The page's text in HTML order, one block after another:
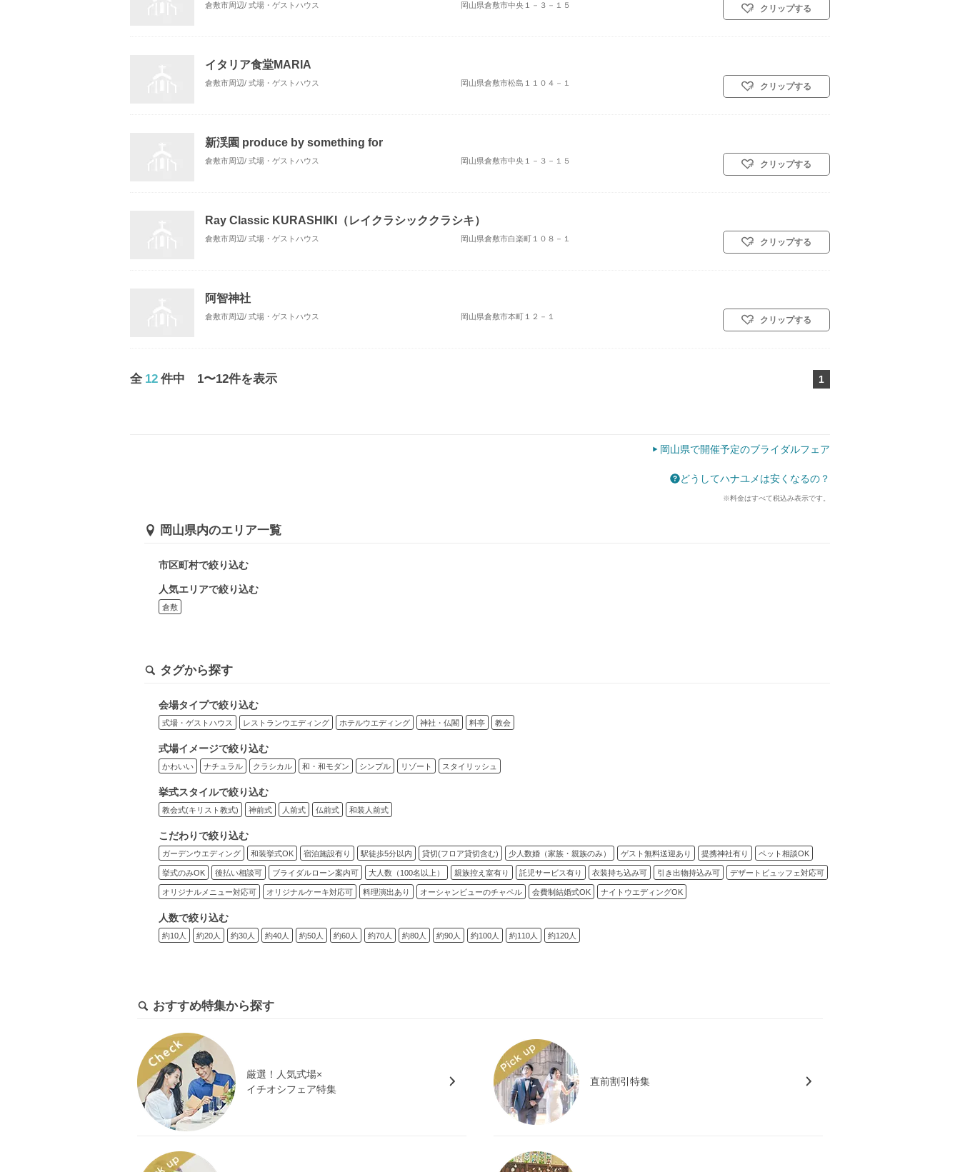
倉敷市周辺/ 式場・ゲストハウス 岡山県倉敷市中央１－３－１５ クリップする
イタリア食堂MARIA
倉敷市周辺/ 式場・ゲストハウス 岡山県倉敷市松島１１０４－１ クリップする
新渓園 produce by something for
倉敷市周辺/ 式場・ゲストハウス 岡山県倉敷市中央１－３－１５ クリップする
Ray Classic KURASHIKI（レイクラシッククラシキ）
倉敷市周辺/ 式場・ゲストハウス 岡山県倉敷市白楽町１０８－１ クリップする
阿智神社
倉敷市周辺/ 式場・ゲストハウス 岡山県倉敷市本町１２－１ クリップする
全 12 件中 1〜12件を表示
1
岡山県で開催予定のブライダルフェア
どうしてハナユメは安くなるの？
※料金はすべて税込み表示です。
岡山県内のエリア一覧
市区町村で絞り込む
人気エリアで絞り込む
倉敷
タグから探す
会場タイプで絞り込む
式場・ゲストハウス レストランウエディング ホテルウエディング 神社・仏閣 料亭 教会
式場イメージで絞り込む
かわいい ナチュラル クラシカル 和・和モダン シンプル リゾート スタイリッシュ
挙式スタイルで絞り込む
教会式(キリスト教式) 神前式 人前式 仏前式 和装人前式
こだわりで絞り込む
ガーデンウエディング 和装挙式OK 宿泊施設有り 駅徒歩5分以内 貸切(フロア貸切含む) 少人数婚（家族・親族のみ） ゲスト無料送迎あり 提携神社有り ペット相談OK
挙式のみOK 後払い相談可 ブライダルローン案内可 大人数（100名以上） 親族控え室有り 託児サービス有り 衣装持ち込み可 引き出物持込み可 デザートビュッフェ対応可
オリジナルメニュー対応可 オリジナルケーキ対応可 料理演出あり オーシャンビューのチャペル 会費制結婚式OK ナイトウエディングOK
人数で絞り込む
約10人 約20人 約30人 約40人 約50人 約60人 約70人 約80人 約90人 約100人 約110人 約120人
おすすめ特集から探す
厳選！人気式場×
イチオシフェア特集
直前割引特集